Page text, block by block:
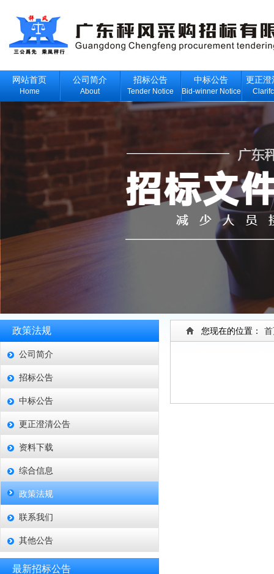
网站首页
Home
公司简介
About
招标公告
Tender Notice
中标公告
Bid-winner Notice
更正澄
政策法规
公司简介
招标公告
中标公告
更正澄清公告
资料下载
综合信息
政策法规
联系我们
其他公告
最新招标公告
您现在的位置：